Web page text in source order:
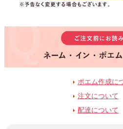
ポエム作成に
注文について
配達について